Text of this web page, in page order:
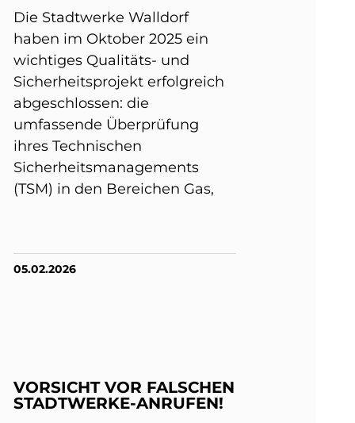
Die Stadtwerke Walldorf
haben im Oktober 2025 ein
wichtiges Qualitäts- und
Sicherheitsprojekt erfolgreich
abgeschlossen: die
umfassende Überprüfung
ihres Technischen
Sicherheitsmanagements
(TSM) in den Bereichen Gas,
05.02.2026
VORSICHT VOR FALSCHEN
STADTWERKE-ANRUFEN!